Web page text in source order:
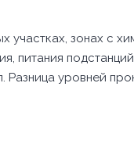
участках, зонах с
питания
уровней